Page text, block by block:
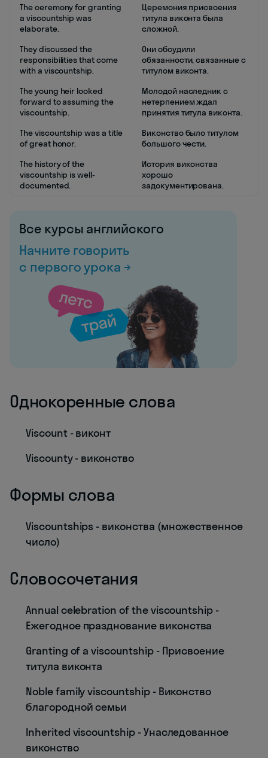
The ceremony for granting
a viscountship was
elaborate.
Церемония присвоения
титула виконта была
сложной.
They discussed the
responsibilities that come
with a viscountship.
Они обсудили
обязанности, связанные с
титулом виконта.
The young heir looked
forward to assuming the
viscountship.
Молодой наследник с
нетерпением ждал
принятия титула виконта.
The viscountship was a title
of great honor.
Виконство было титулом
большого чести.
The history of the
viscountship is well-
documented.
История виконства
хорошо
задокументирована.
Все курсы английского
Начните говорить
с первого урока →
Однокоренные слова
Viscount - виконт
Viscounty - виконство
Формы слова
Viscountships - виконства (множественное
число)
Словосочетания
Annual celebration of the viscountship -
Ежегодное празднование виконства
Granting of a viscountship - Присвоение
титула виконта
Noble family viscountship - Виконство
благородной семьи
Inherited viscountship - Унаследованное
виконство